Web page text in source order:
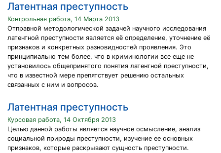
Латентная преступность
Контрольная работа, 14 Марта 2013
Отправной методологической задачей научного исследования
латентной преступности является её определение, уточнение её
признаков и конкретных разновидностей проявления. Это
принципиально тем более, что в криминологии все еще не
установилось общепринятого понятия латентной преступности,
что в известной мере препятствует решению остальных
связанных с ним и вопросов.
Латентная преступность
Курсовая работа, 14 Октября 2013
Целью данной работы является научное осмысление, анализ
социальной природы преступности, изучение ее основных
признаков, которые раскрывают сущность преступности.